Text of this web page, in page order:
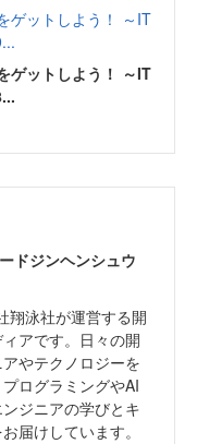
ゲットしよう！ ～IT
ゲットしよう！ ～IT
ドジンヘンシュウ
翔泳社が運営する開
アです。日々の開
やテクノロジーを
ログラミングやAI
ジニアの学びとキ
届けしています。